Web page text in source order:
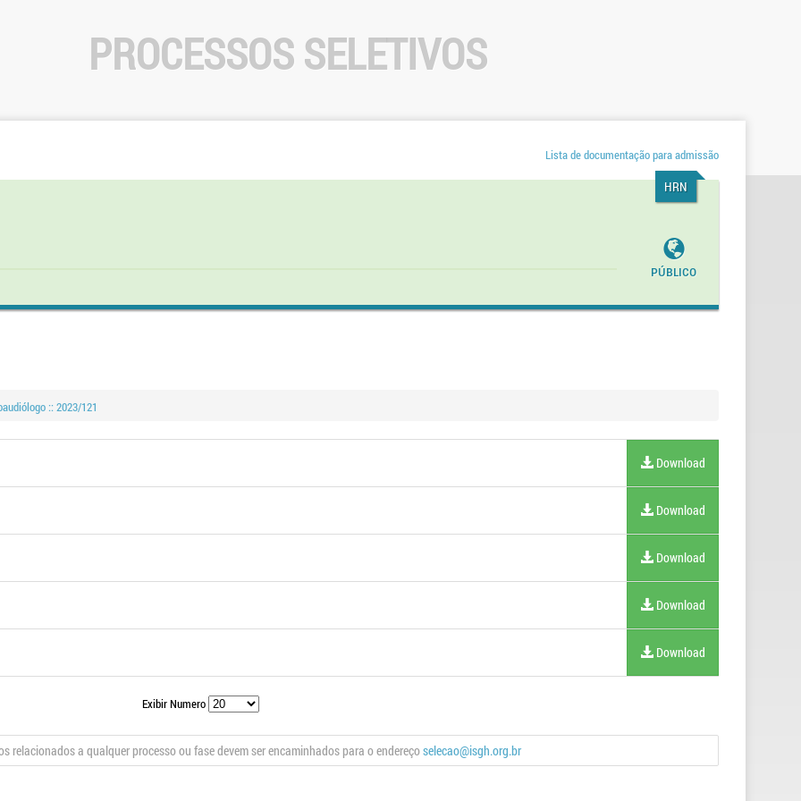
PROCESSOS SELETIVOS
Lista de documentação para admissão
Público
HRN
:: 2023/121
Download
Download
Download
Download
Download
Exibir Numero
relacionados a qualquer processo ou fase devem ser encaminhados para o endereçoselecao@isgh.org.br